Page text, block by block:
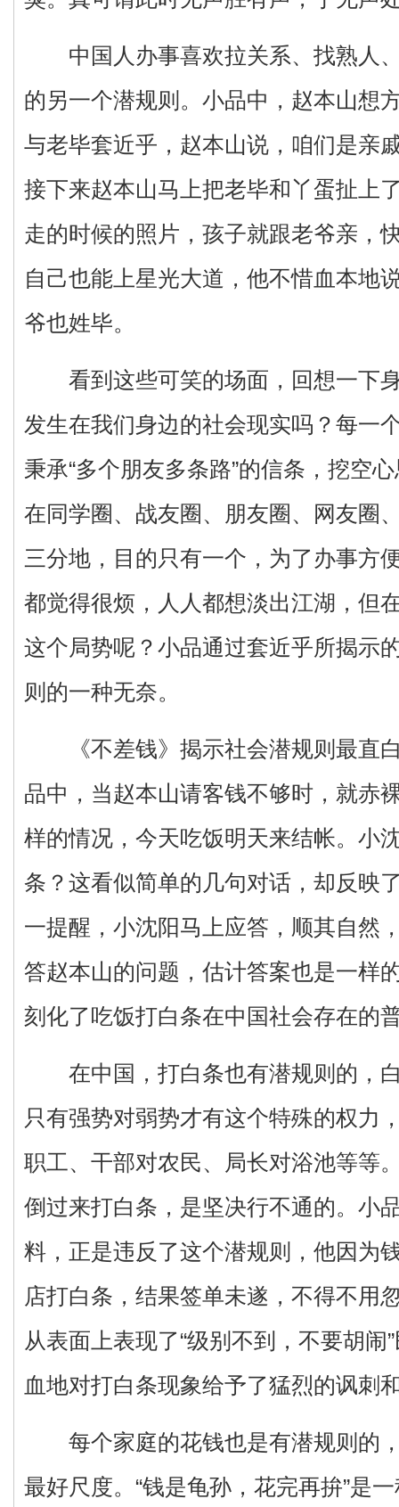
中国人办事喜欢拉关系、找熟人
的另一个潜规则。小品中，赵本山想
与老毕套近乎，赵本山说，咱们是亲
接下来赵本山马上把老毕和丫蛋扯上
走的时候的照片，孩子就跟老爷亲，
自己也能上星光大道，他不惜血本地
爷也姓毕。
看到这些可笑的场面，回想一下
发生在我们身边的社会现实吗？每一
秉承“多个朋友多条路”的信条，挖空
在同学圈、战友圈、朋友圈、网友圈
三分地，目的只有一个，为了办事方
都觉得很烦，人人都想淡出江湖，但
这个局势呢？小品通过套近乎所揭示
则的一种无奈。
《不差钱》揭示社会潜规则最直
品中，当赵本山请客钱不够时，就赤
样的情况，今天吃饭明天来结帐。小
条？这看似简单的几句对话，却反映
一提醒，小沈阳马上应答，顺其自然
答赵本山的问题，估计答案也是一样
刻化了吃饭打白条在中国社会存在的
在中国，打白条也有潜规则的，
只有强势对弱势才有这个特殊的权力
职工、干部对农民、局长对浴池等等
倒过来打白条，是坚决行不通的。小
料，正是违反了这个潜规则，他因为
店打白条，结果签单未遂，不得不用
从表面上表现了“级别不到，不要胡闹
血地对打白条现象给予了猛烈的讽刺
每个家庭的花钱也是有潜规则的，
最好尺度。“钱是龟孙，花完再拚”是